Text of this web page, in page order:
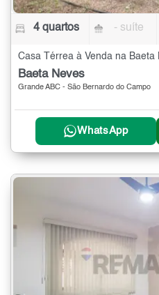
4 quartos - suíte
Casa Térrea à Venda na Baeta
Baeta Neves
Grande ABC - São Bernardo do Campo
WhatsApp